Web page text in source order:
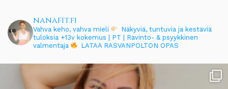
nanafit.fi
Vahva keho, vahva mieli
Näkyviä, tuntuvia ja kestäviä
tuloksia +13v kokemus | PT | Ravinto- & psyykkinen
valmentaja
LATAA RASVANPOLTON OPAS